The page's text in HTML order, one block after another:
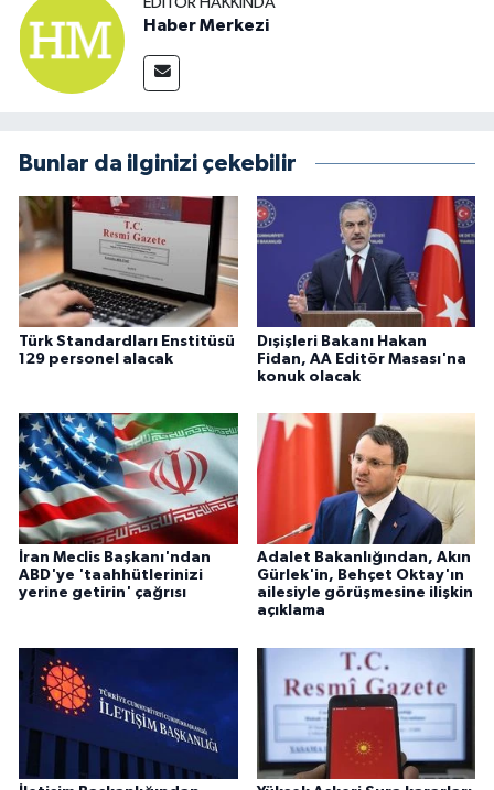
Haber Merkezi
Bunlar da ilginizi çekebilir
Türk Standardları Enstitüsü
129 personel alacak
Dışişleri Bakanı Hakan
Fidan, AA Editör Masası'na
konuk olacak
İran Meclis Başkanı'ndan
ABD'ye 'taahhütlerinizi
yerine getirin' çağrısı
Adalet Bakanlığından, Akın
Gürlek'in, Behçet Oktay'ın
ailesiyle görüşmesine ilişkin
açıklama